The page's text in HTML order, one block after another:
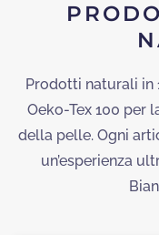
Prodotti naturali in
Oeko-Tex 100 per
della pelle. Ogni
un’esperienza